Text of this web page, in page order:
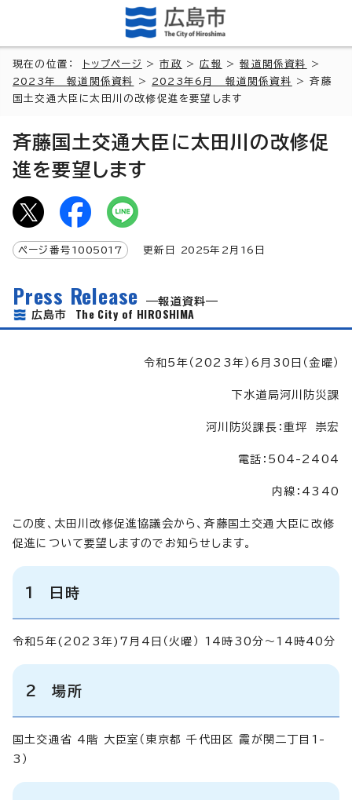
現在の位置： トップページ >市政 >広報 >報道関係資料
>
2023年 報道関係資料
> 2023年6月 報道関係資料
> 斉藤
国土交通大臣に太田川の改修促進を要望します
斉藤国土交通大臣に太田川の改修促
進を要望します
ページ番号 1005017 更新日 2025年2月 16 日
Press Release
報道資料
広島市 The City of HIROSHIMA
令和5年（2023年）6月30日（金曜）
下水道局河川防災課
河川防災課長：重坪 崇宏
電話：504-2404
内線：4340
この度、太田川改修促進協議会から、斉藤国土交通大臣に改修
促進について要望しますのでお知らせします。
1 日時
令和5年(2023年)7月4日（火曜） 14時30分～14時40分
2 場所
国土交通省 4階 大臣室（東京都 千代田区 霞が関二丁目1-
3）